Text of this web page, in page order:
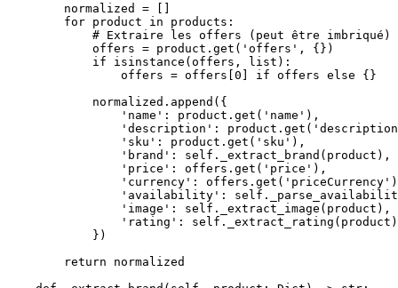
        normalized = []
        for product in products:
            # Extraire les offers (peut être imbriqué)
            offers = product.get('offers', {})
            if isinstance(offers, list):
                offers = offers[0] if offers else {}
            normalized.append({
                'name': product.get('name'),
'description':
                'sku': product.get('sku'),
                'brand': self._extract_brand(product),
                'price': offers.get('price'),
'currency':
'availability':
                'image': self._extract_image(product),
'rating':
            })
        return normalized